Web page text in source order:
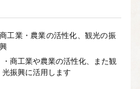
商工業・農業の活性化、観光の振
興
・商工業や農業の活性化、また観
光振興に活用します